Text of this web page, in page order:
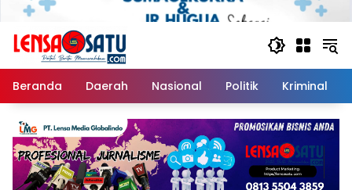
Beranda Daerah Nasional Politik Kriminal